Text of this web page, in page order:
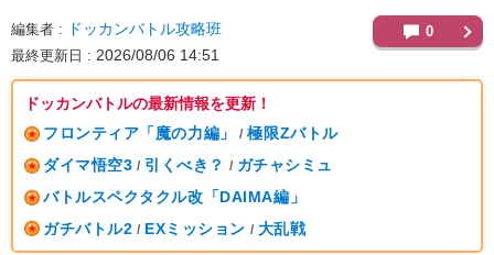
編集者 ドッカンバトル攻略班
最終更新日 2026/08/06 14:51
0
ドッカンバトルの最新情報を更新！
フロンティア「魔の力編」
/ 極限Zバトル
ダイマ悟空3 / 引くべき？ / ガチャシミュ
バトルスペクタクル改「DAIMA編」
ガチバトル2 / EXミッション / 大乱戦